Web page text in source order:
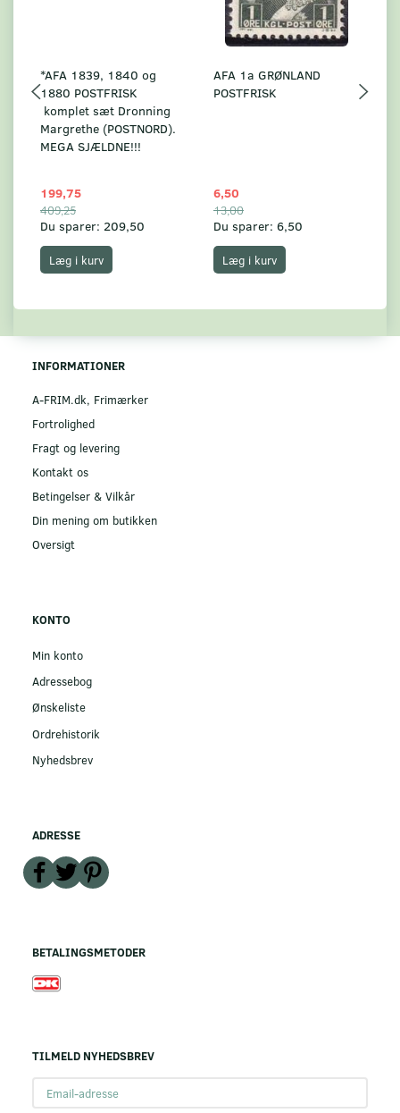
*AFA 1839, 1840 og
1880 POSTFRISK
komplet sæt Dronning
Margrethe (POSTNORD).
MEGA SJÆLDNE!!!
199,75
409,25
Du sparer: 209,50
Læg i kurv
AFA 1a GRØNLAND
POSTFRISK
6,50
13,00
Du sparer: 6,50
Læg i kurv
INFORMATIONER
A-FRIM.dk, Frimærker
Fortrolighed
Fragt og levering
Kontakt os
Betingelser & Vilkår
Din mening om butikken
Oversigt
KONTO
Min konto
Adressebog
Ønskeliste
Ordrehistorik
Nyhedsbrev
ADRESSE
BETALINGSMETODER
TILMELD NYHEDSBREV
adresse